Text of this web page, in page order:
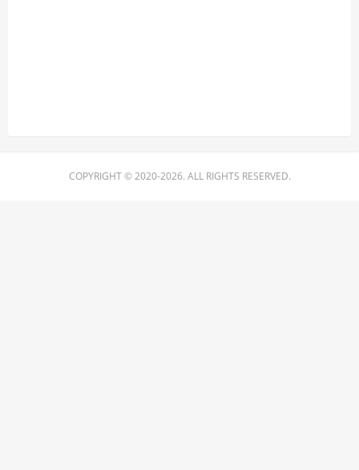
COPYRIGHT © 2020-2026. ALL RIGHTS RESERVED.